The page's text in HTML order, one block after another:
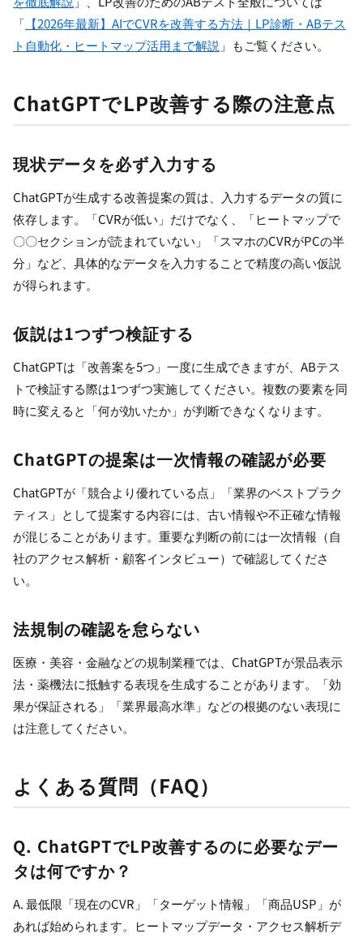
「 【2026年最新】AIでCVRを改善する方法｜LP診断・ABテス
ト自動化・ヒートマップ活用まで解説 」もご覧ください。
ChatGPTでLP改善する際の注意点
現状データを必ず入力する
ChatGPTが生成する改善提案の質は、入力するデータの質に
依存します。「CVRが低い」だけでなく、「ヒートマップで
〇〇セクションが読まれていない」「スマホのCVRがPCの半
分」など、具体的なデータを入力することで精度の高い仮説
が得られます。
仮説は1つずつ検証する
ChatGPTは「改善案を5つ」一度に生成できますが、ABテス
トで検証する際は1つずつ実施してください。複数の要素を同
時に変えると「何が効いたか」が判断できなくなります。
ChatGPTの提案は一次情報の確認が必要
ChatGPTが「競合より優れている点」「業界のベストプラク
ティス」として提案する内容には、古い情報や不正確な情報
が混じることがあります。重要な判断の前には一次情報（自
社のアクセス解析・顧客インタビュー）で確認してくださ
い。
法規制の確認を怠らない
医療・美容・金融などの規制業種では、ChatGPTが景品表示
法・薬機法に抵触する表現を生成することがあります。「効
果が保証される」「業界最高水準」などの根拠のない表現に
は注意してください。
よくある質問（FAQ）
Q. ChatGPTでLP改善するのに必要なデー
タは何ですか？
A. 最低限「現在のCVR」「ターゲット情報」「商品USP」が
あれば始められます。ヒートマップデータ・アクセス解析デ